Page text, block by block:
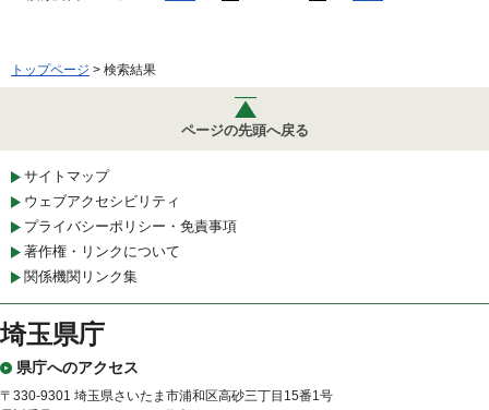
トップページ > 検索結果
ページの先頭へ戻る
サイトマップ
ウェブアクセシビリティ
プライバシーポリシー・免責事項
著作権・リンクについて
関係機関リンク集
埼玉県庁
県庁へのアクセス
〒330-9301 埼玉県さいたま市浦和区高砂三丁目15番1号